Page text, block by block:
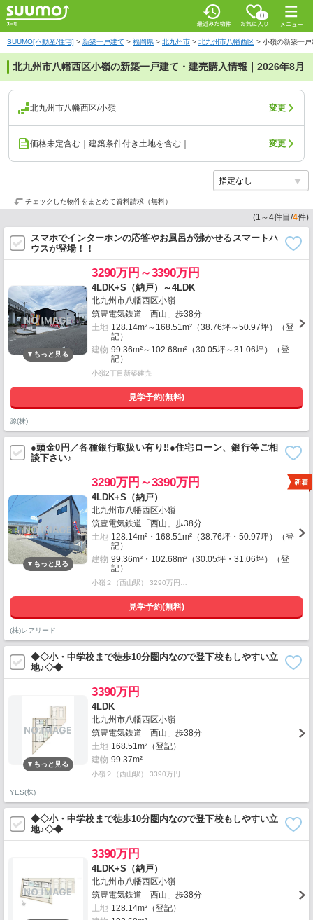
0
SUUMO[不動産/住宅] > 新築一戸建て > 福岡県 > 北九州市 > 北九州市八幡西区 > 小嶺の新築一
北九州市八幡西区小嶺の新築一戸建て・建売購入情報｜2026年8月
北九州市八幡西区/小嶺 変更
価格未定含む｜建築条件付き土地を含む｜ 変更
チェックした物件をまとめて資料請求（無料）
(1 ～4件目/4件)
スマホでインターホンの応答やお風呂が沸かせるスマートハ
ウスが登場！！
3290万円～3390万円
4LDK+S（納戸）～4LDK
北九州市八幡西区小嶺
筑豊電気鉄道「西山」歩38分
土地 128.14m²～168.51m²（38.76坪～50.97坪）（登
記）
建物 99.36m²～102.68m²（30.05坪～31.06坪）（登
記）
小嶺2丁目新築建売
見学予約(無料)
源(株)
●頭金0円／各種銀行取扱い有り!!●住宅ローン、銀行等ご相
談下さい♪
3290万円～3390万円
4LDK+S（納戸）
北九州市八幡西区小嶺
筑豊電気鉄道「西山」歩38分
土地 128.14m²・168.51m²（38.76坪・50.97坪）（登
記）
建物 99.36m²・102.68m²（30.05坪・31.06坪）（登
記）
小嶺２（西山駅） 3290万円…
見学予約(無料)
(株)レアリード
◆◇小・中学校まで徒歩10分圏内なので登下校もしやすい立
地♪◇◆
3390万円
4LDK
北九州市八幡西区小嶺
筑豊電気鉄道「西山」歩38分
土地 168.51m²（登記）
建物 99.37m²
小嶺２（西山駅） 3390万円
YES(株)
◆◇小・中学校まで徒歩10分圏内なので登下校もしやすい立
地♪◇◆
3390万円
4LDK+S（納戸）
北九州市八幡西区小嶺
筑豊電気鉄道「西山」歩38分
土地 128.14m²（登記）